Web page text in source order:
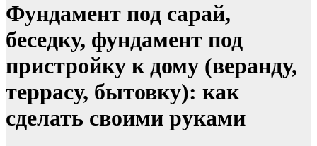
Фундамент под сарай,
беседку, фундамент под
пристройку к дому (веранду,
террасу, бытовку): как
сделать своими руками